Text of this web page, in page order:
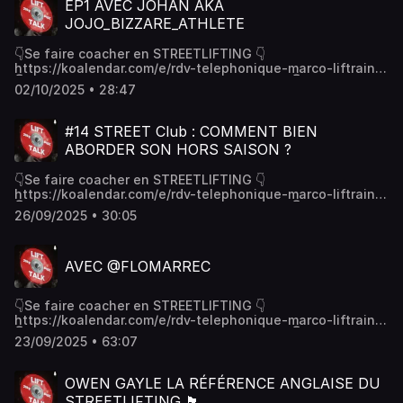
gratuiteCe podcast est disponible sur :- Spotify -
Deezer#streetlifting #streetworkout #coach #podcast
#squat #tractions #pullups #chinup #fnsl
EP1 AVEC JOHAN AKA
JOJO_BIZZARE_ATHLETE
👇Se faire coacher en STREETLIFTING 👇
https://koalendar.com/e/rdv-telephonique-marco-liftrainer
👇Tu veux devenir en coach en streetlifting 👇
https://koalendar.com/e/rdv-telephonique-marco-liftrainer
streetlifteur »👇https://marco9.podia.com/formation-
gratuiteCe podcast est disponible sur :- Spotify -
Deezer#streetlifting #streetworkout #coach #podcast
#squat #tractions #pullups #chinup #fnsl #finalrep
02/10/2025 • 28:47
#14 STREET Club : COMMENT BIEN
ABORDER SON HORS SAISON ?
👇Se faire coacher en STREETLIFTING 👇
https://koalendar.com/e/rdv-telephonique-marco-liftrainer
👇Tu veux devenir en coach en streetlifting 👇
https://koalendar.com/e/rdv-telephonique-marco-liftrainer
streetlifteur »👇https://marco9.podia.com/formation-
gratuiteCe podcast est disponible sur :- Spotify -
Deezer#streetlifting #streetworkout #coach #podcast
#squat #tractions #pullups #chinup #fnsl
26/09/2025 • 30:05
AVEC @FLOMARREC
👇Se faire coacher en STREETLIFTING 👇
https://koalendar.com/e/rdv-telephonique-marco-liftrainer
👇Tu veux devenir en coach en streetlifting 👇
https://koalendar.com/e/rdv-telephonique-marco-liftrainer
streetlifteur »👇https://marco9.podia.com/formation-
gratuiteCe podcast est disponible sur :- Spotify -
23/09/2025 • 63:07
OWEN GAYLE LA RÉFÉRENCE ANGLAISE DU